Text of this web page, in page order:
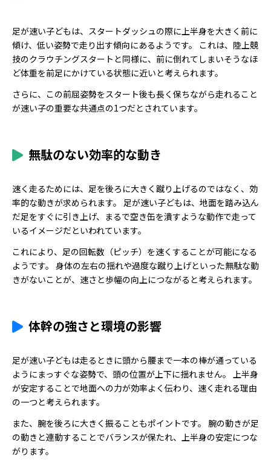
足が速い子どもは、スタートダッシュの際に上半身を大きく前に
傾け、低い姿勢で走り出す傾向にあるようです。 これは、陸上競
技のクラウチングスタートと同様に、前に倒れてしまいそうなほ
ど体重を前足にかけている状態に近いと考えられます。
さらに、この前屈姿勢をスタート後も長く保ちながら走れること
が速い子の重要な共通点の1つだとされています。
無駄のない効率的な動き
速く走るためには、足を後ろに大きく蹴り上げるのではなく、効
率的な動きが求められます。 足が速い子どもは、地面を踏み込ん
だ足をすぐに引き上げ、まるで空き缶を潰すような動作で走って
いるイメージだといわれています。
これにより、足の回転数（ピッチ）を速くすることが可能になる
ようです。 身体の左右の揺れや過度な蹴り上げといった無駄な動
きがないことが、速さと歩幅の向上につながると考えられます。
体幹の強さと環境の影響
足が速い子どもは走るときに頭から腰まで一本の棒が通っている
ようにまっすぐな姿勢で、頭の位置が上下に揺れません。 上半身
が安定することで地面への力が効率よく伝わり、速く走れる理由
の一つと考えられます。
また、腕を後ろに大きく振ることもポイントです。 腕の動きが足
の動きと連動することでバランスが保たれ、上半身の安定につな
がります。